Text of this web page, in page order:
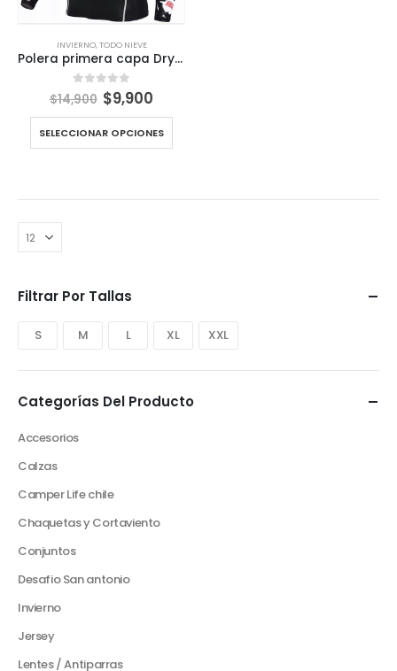
INVIERNO,TODO NIEVE
Polera primera capa Dry fit Unisex
0 out of 5
$14,900 El
precio
original
era:
$14,900.
$9,900
actual
es:
$9,900.
SELECCIONAR OPCIONES
Filtrar Por Tallas
S M L XL XXL
Categorías Del Producto
Accesorios
Calzas
Camper Life chile
Chaquetas y Cortaviento
Conjuntos
Desafio San antonio
Invierno
Jersey
Lentes / Antiparras